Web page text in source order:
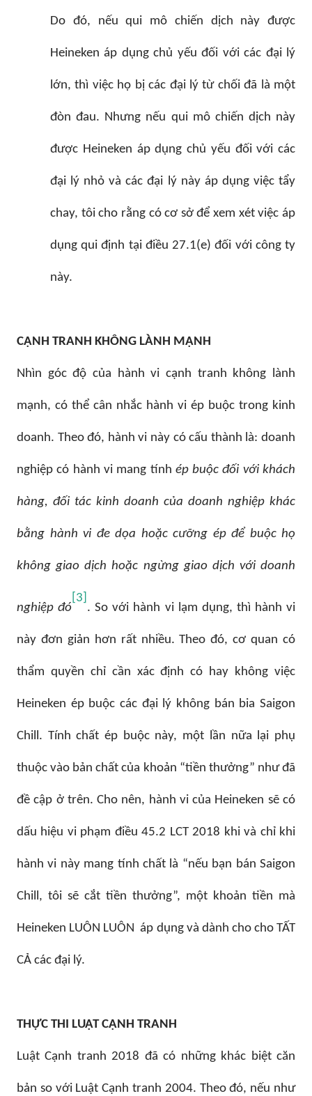
Do đó, nếu qui mô chiến dịch này được
Heineken áp dụng chủ yếu đối với các đại lý
lớn, thì việc họ bị các đại lý từ chối đã là một
đòn đau. Nhưng nếu qui mô chiến dịch này
được Heineken áp dụng chủ yếu đối với các
đại lý nhỏ và các đại lý này áp dụng việc tẩy
chay, tôi cho rằng có cơ sở để xem xét việc áp
dụng qui định tại điều 27.1(e) đối với công ty
này.
CẠNH TRANH KHÔNG LÀNH MẠNH
Nhìn góc độ của hành vi cạnh tranh không lành
mạnh, có thể cân nhắc hành vi ép buộc trong kinh
doanh. Theo đó, hành vi này có cấu thành là: doanh
nghiệp có hành vi mang tính ép buộc đối vớikhách
hàng, đối tác kinh doanh của doanh nghiệp khác
bằng hành vi đe dọa hoặc cưỡng ép để buộc họ
không giao dịch hoặc ngừng giao dịch với doanh
nghiệp đó
[3]
. So với hành vi lạm dụng, thì hành vi
này đơn giản hơn rất nhiều. Theo đó, cơ quan có
thẩm quyền chỉ cần xác định có hay không việc
Heineken ép buộc các đại lý không bán bia Saigon
Chill. Tính chất ép buộc này, một lần nữa lại phụ
thuộc vào bản chất của khoản “tiền thưởng” như đã
đề cập ở trên. Cho nên, hành vi của Heineken sẽ có
dấu hiệu vi phạm điều 45.2 LCT 2018 khi và chỉ khi
hành vi này mang tính chất là “nếu bạn bán Saigon
Chill, tôi sẽ cắt tiền thưởng”, một khoản tiền mà
Heineken LUÔN LUÔN áp dụng và dành cho cho TẤT
CẢ các đại lý.
THỰC THI LUẬT CẠNH TRANH
Luật Cạnh tranh 2018 đã có những khác biệt căn
bản so với Luật Cạnh tranh 2004. Theo đó, nếu như